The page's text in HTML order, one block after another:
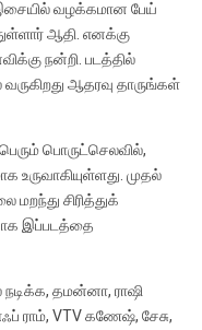
இசையில் வழக்கமான பேய்
ஆதி. எனக்கு
நன்றி. படத்தில்
ஆதரவு தாருங்கள்
பொருட்செலவில்,
உருவாகியுள்ளது. முதல்
சிரித்துக்
இப்படத்தை
நடிக்க, தமன்னா, ராஷி
ராம், VTV கணேஷ், சேசு,